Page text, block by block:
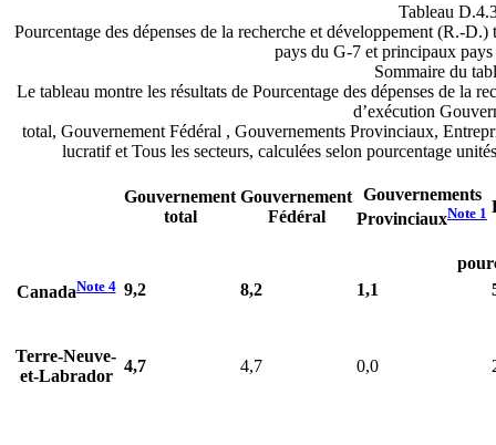
Tableau
Pourcentage des dépenses de la recherche et développement (R.-
pays du G-7 et principaux
Sommaire du
Le tableau montre les résultats de Pourcentage des dépenses de la
d’exécution
total, Gouvernement Fédéral , Gouvernements Provinciaux,
lucratif et Tous les secteurs, calculées selon pourcentage
Gouvernement
total
Gouvernement
Fédéral
Gouvernements
ProvinciauxNote 1
CanadaNote 4 9,2 8,2 1,1
Terre-Neuve-
et-Labrador
4,7 4,7 0,0